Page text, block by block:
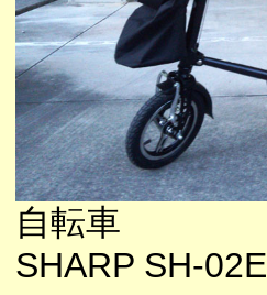
自転車
SHARP SH-02E